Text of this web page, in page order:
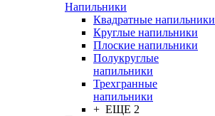
Напильники
Квадратные напильники
Круглые напильники
Плоские напильники
Полукруглые
напильники
Трехгранные
напильники
+ ЕЩЕ 2